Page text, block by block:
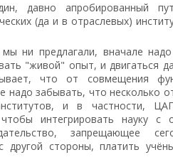
давно апробированный
(да и в отраслевых)
ни предлагали, вначале надо
"живой" опыт, и двигаться
что от совмещения
надо забывать, что несколько
институтов, и в частности,
интегрировать науку с
запрещающее
другой стороны, платить